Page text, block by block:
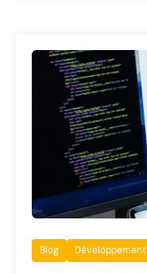
Blog Développement